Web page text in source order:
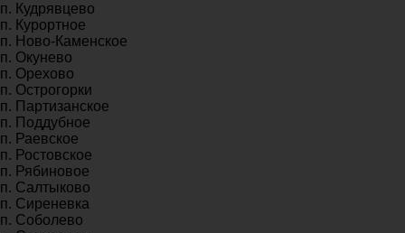
п. Кудрявцево
п. Курортное
п. Ново-Каменское
п. Окунево
п. Орехово
п. Острогорки
п. Партизанское
п. Поддубное
п. Раевское
п. Ростовское
п. Рябиновое
п. Салтыково
п. Сиреневка
п. Соболево